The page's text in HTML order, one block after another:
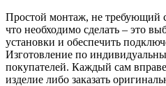
Простой монтаж, не требующий
что необходимо сделать – это
установки и обеспечить
Изготовление по
покупателей. Каждый сам
изделие либо заказать